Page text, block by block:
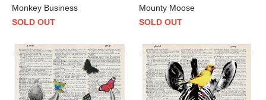
Monkey Business
SOLD OUT
Mounty Moose
SOLD OUT